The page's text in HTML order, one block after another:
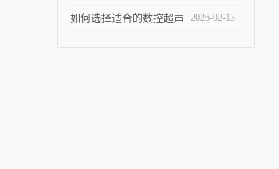
析：原理与优势
如何选择适合的数控超声 2026-02-13